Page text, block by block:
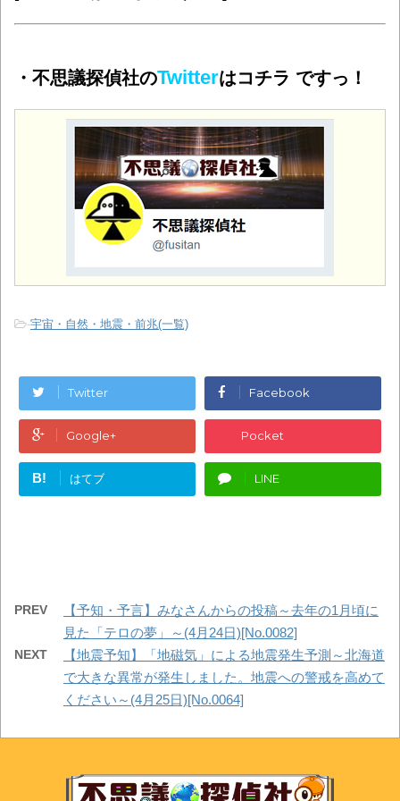
・不思議探偵社のTwitterはコチラ ですっ！
-宇宙・自然・地震・前兆(一覧)
Twitter Facebook
Google+ Pocket
B! はてブ LINE
PREV
【予知・予言】みなさんからの投稿～去年の1月頃に
見た「テロの夢」～(4月24日)[No.0082]
NEXT
【地震予知】「地磁気」による地震発生予測～北海道
で大きな異常が発生しました。地震への警戒を高めて
ください～(4月25日)[No.0064]